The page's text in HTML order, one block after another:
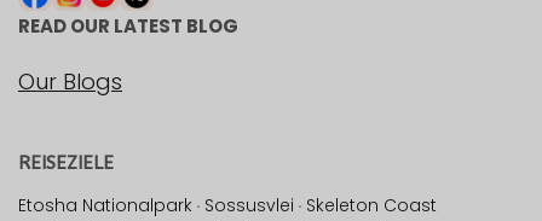
READ OUR LATEST BLOG
Our Blogs
REISEZIELE
Etosha Nationalpark · Sossusvlei · Skeleton Coast